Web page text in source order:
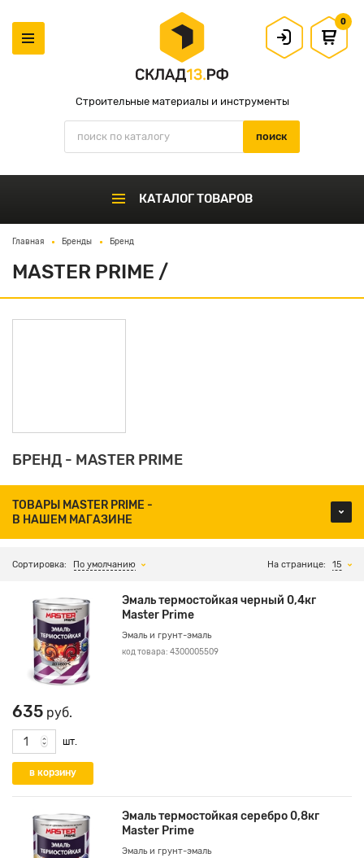
Строительные материалы и инструменты
0
КАТАЛОГ ТОВАРОВ
Главная Бренды Бренд
MASTER PRIME /
БРЕНД - MASTER PRIME
ТОВАРЫ MASTER PRIME -
В НАШЕМ МАГАЗИНЕ
Сортировка: По умолчанию На странице: 15
Эмаль термостойкая черный 0,4кг
Master Prime
Эмаль и грунт-эмаль
код товара: 4300005509
635 руб.
шт.
Эмаль термостойкая серебро 0,8кг
Master Prime
Эмаль и грунт-эмаль